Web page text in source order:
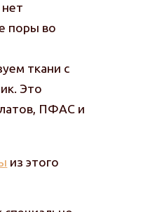
поры во
ткани с
Это
ПФАС и
из этого